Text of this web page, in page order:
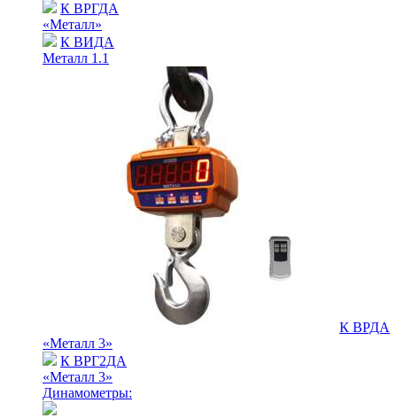
К ВРГДА
«Металл»
К ВИДА
Металл 1.1
К ВРДА
«Металл 3»
К ВРГ2ДА
«Металл 3»
Динамометры: